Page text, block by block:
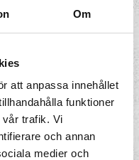
Om
att anpassa innehållet
funktioner
trafik. Vi
och annan
medier och
12:00 PM
in the
lot